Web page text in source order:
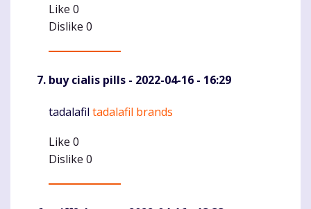
Like 0
Dislike 0
buy cialis pills - 2022-04-16 - 16:29
Komentaras
tadalafil tadalafil brands
Like 0
Dislike 0